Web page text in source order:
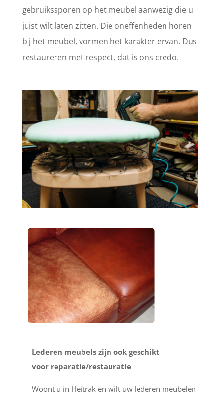
gebruikssporen op het meubel aanwezig die u
juist wilt laten zitten. Die oneffenheden horen
bij het meubel, vormen het karakter ervan. Dus
restaureren met respect, dat is ons credo.
Lederen meubels zijn ook geschikt
voor reparatie/restauratie
Woont u in Heitrak en wilt uw lederen meubelen